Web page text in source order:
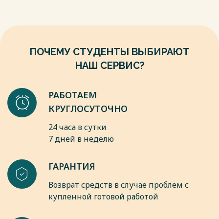
ПОЧЕМУ СТУДЕНТЫ ВЫБИРАЮТ
НАШ СЕРВИС?
РАБОТАЕМ
КРУГЛОСУТОЧНО
24 часа в сутки
7 дней в неделю
ГАРАНТИЯ
Возврат средств в случае проблем с
купленной готовой работой